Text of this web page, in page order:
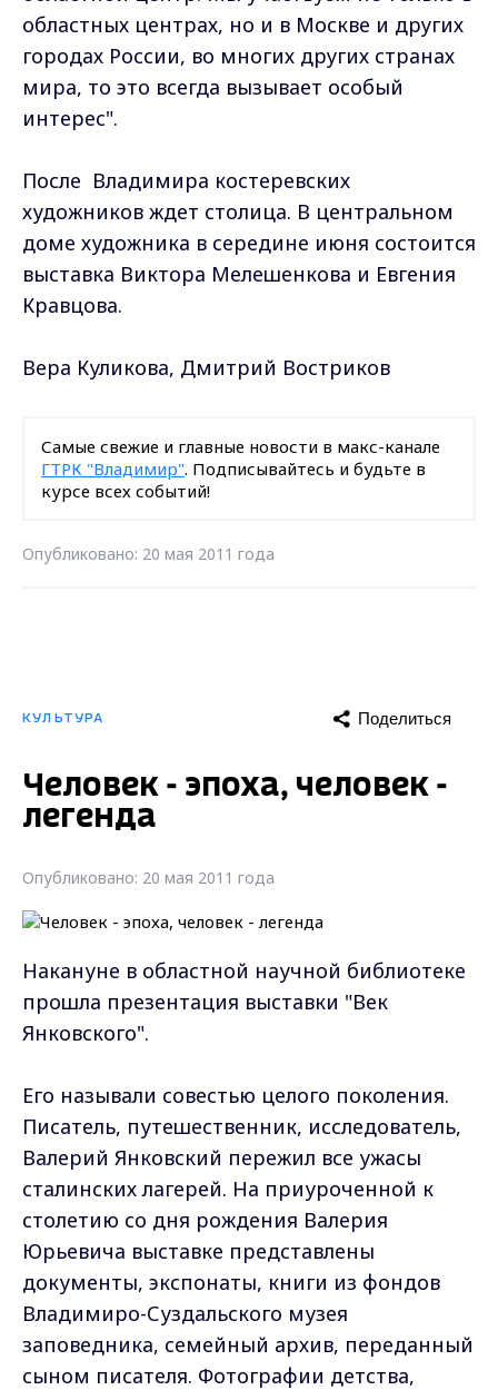
областных центрах, но и в Москве и других
городах России, во многих других странах
мира, то это всегда вызывает особый
интерес".
После Владимира костеревских
художников ждет столица. В центральном
доме художника в середине июня состоится
выставка Виктора Мелешенкова и Евгения
Кравцова.
Вера Куликова, Дмитрий Востриков
Самые свежие и главные новости в макс-канале
ГТРК "Владимир". Подписывайтесь и будьте в
курсе всех событий!
Опубликовано: 20 мая 2011 года
КУЛЬТУРА Поделиться
Человек - эпоха, человек -
легенда
Опубликовано: 20 мая 2011 года
Накануне в областной научной библиотеке
прошла презентация выставки "Век
Янковского".
Его называли совестью целого поколения.
Писатель, путешественник, исследователь,
Валерий Янковский пережил все ужасы
сталинских лагерей. На приуроченной к
столетию со дня рождения Валерия
Юрьевича выставке представлены
документы, экспонаты, книги из фондов
Владимиро-Суздальского музея
заповедника, семейный архив, переданный
сыном писателя. Фотографии детства,